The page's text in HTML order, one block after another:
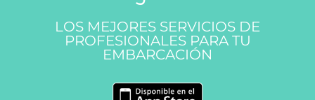
LOS MEJORES SERVICIOS DE
PROFESIONALES PARA TU
EMBARCACIÓN